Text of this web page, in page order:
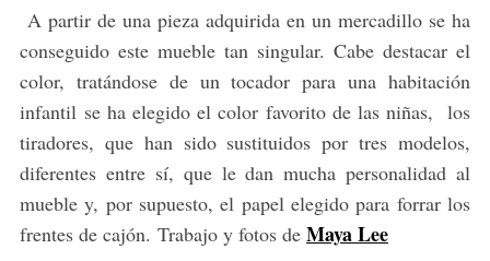
A partir de una pieza adquirida en un mercadillo se ha
conseguido este mueble tan singular. Cabe destacar el
color, tratándose de un tocador para una habitación
infantil se ha elegido el color favorito de las niñas, los
tiradores, que han sido sustituidos por tres modelos,
diferentes entre sí, que le dan mucha personalidad al
mueble y, por supuesto, el papel elegido para forrar los
frentes de cajón. Trabajo y fotos de Maya Lee